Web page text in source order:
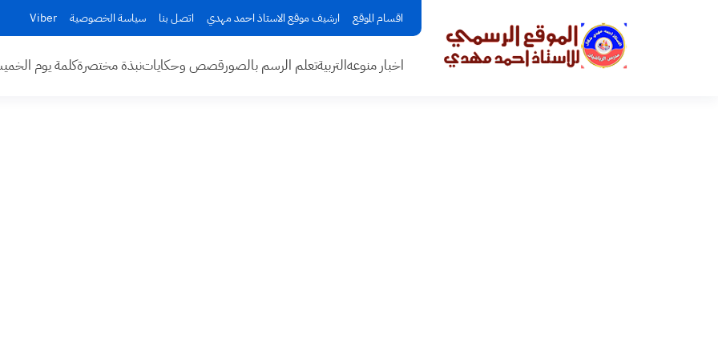
اقسام الموقع ارشيف موقع الاستاذ احمد مهدي اتصل بنا سياسة الخصوصية Viber
اخبار منوعهالتربيةتعلم الرسم بالصورقصص وحكاياتنبذة مختصرةكلمة يوم